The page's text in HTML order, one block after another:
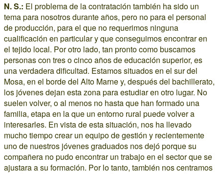
N. S.: El problema de la contratación también ha sido un
tema para nosotros durante años, pero no para el personal
de producción, para el que no requerimos ninguna
cualificación en particular y que conseguimos encontrar en
el tejido local. Por otro lado, tan pronto como buscamos
personas con tres o cinco años de educación superior, es
una verdadera dificultad. Estamos situados en el sur del
Mosa, en el borde del Alto Marne y, después del bachillerato,
los jóvenes dejan esta zona para estudiar en otro lugar. No
suelen volver, o al menos no hasta que han formado una
familia, etapa en la que un entorno rural puede volver a
interesarles. En vista de esta situación, nos ha llevado
mucho tiempo crear un equipo de gestión y recientemente
uno de nuestros jóvenes graduados nos dejó porque su
compañera no pudo encontrar un trabajo en el sector que se
ajustara a su formación. Por lo tanto, también nos centramos